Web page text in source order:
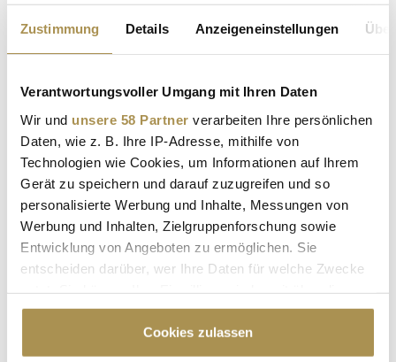
Zustimmung Details Anzeigeneinstellungen
Verantwortungsvoller Umgang mit Ihren Daten
Wir und unsere 58 Partner verarbeiten Ihre persönlichen
Daten, wie z. B. Ihre IP-Adresse, mithilfe von
Technologien wie Cookies, um Informationen auf Ihrem
Gerät zu speichern und darauf zuzugreifen und so
personalisierte Werbung und Inhalte, Messungen von
Werbung und Inhalten, Zielgruppenforschung sowie
Entwicklung von Angeboten zu ermöglichen. Sie
entscheiden darüber, wer Ihre Daten für welche Zwecke
Cookie-Erklärung oder durch Klicken auf das Privacy
Trigger Symbol ändern oder widerrufen
Cookies zulassen